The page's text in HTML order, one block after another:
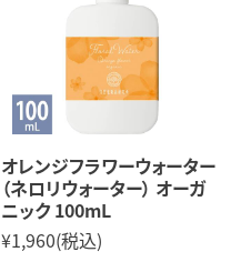
オレンジフラワーウォーター
（ネロリウォーター） オーガ
ニック 100mL
¥1,960(税込)